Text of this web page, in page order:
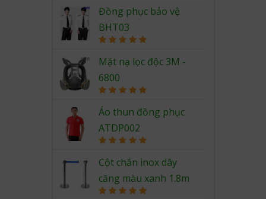
out of 5
Đồng phục bảo vệ
BHT03
out of 5
Mặt nạ lọc độc 3M -
6800
out of 5
Áo thun đồng phục
ATDP002
out of 5
Cột chắn inox dây
căng màu xanh 1.8m